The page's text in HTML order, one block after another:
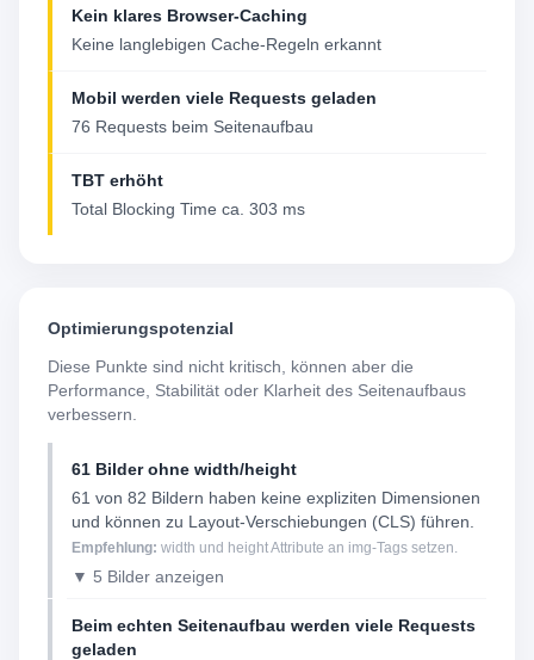
Kein klares Browser-Caching
Keine langlebigen Cache-Regeln erkannt
Mobil werden viele Requests geladen
76 Requests beim Seitenaufbau
TBT erhöht
Total Blocking Time ca. 303 ms
Optimierungspotenzial
Diese Punkte sind nicht kritisch, können aber die
Performance, Stabilität oder Klarheit des Seitenaufbaus
verbessern.
61 Bilder ohne width/height
61 von 82 Bildern haben keine expliziten Dimensionen
und können zu Layout-Verschiebungen (CLS) führen.
Empfehlung: width und height Attribute an img-Tags setzen.
▼ 5 Bilder anzeigen
Beim echten Seitenaufbau werden viele Requests
geladen